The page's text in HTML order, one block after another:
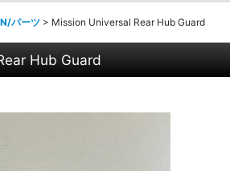
パーツ > Mission Universal Rear Hub Guard
Hub Guard